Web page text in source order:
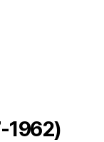
1962)